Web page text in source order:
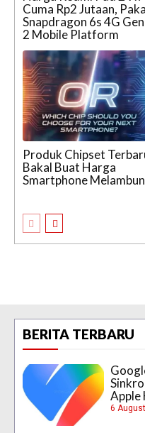
Cuma Rp2 Jutaan,
Snapdragon 6s 4G Gen
2 Mobile Platform
Produk Chipset
Bakal Buat Harga
Smartphone
BERITA TERBARU
Apple
6